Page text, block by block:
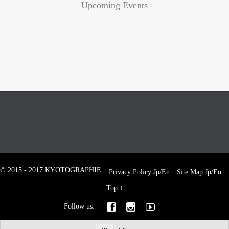
Upcoming Events
© 2015 - 2017 KYOTOGRAPHIE Privacy Policy Jp/En Site Map Jp/En
Top↑
Follow us:   